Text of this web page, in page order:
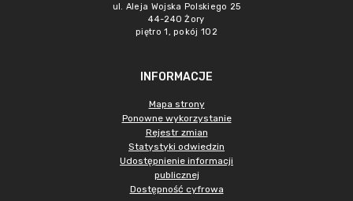
ul. Aleja Wojska Polskiego 25
44-240 Żory
piętro 1, pokój 102
INFORMACJE
Mapa strony
Ponowne wykorzystanie
Rejestr zmian
Statystyki odwiedzin
Udostępnienie informacji
publicznej
Dostępność cyfrowa